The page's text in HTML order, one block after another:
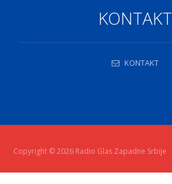
KONTAKT
KONTAKT
Copyright © 2026 Radio Glas Zapadne Srbije